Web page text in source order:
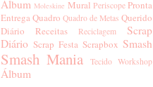
Álbum Moleskine Mural Periscope Pronta
EntregaQuadro Quadro de Metas Querido
Diário
Receitas Reciclagem
Scrap
Diário Scrap Festa Scrapbox Smash
Smash Mania Tecido Workshop
Álbum